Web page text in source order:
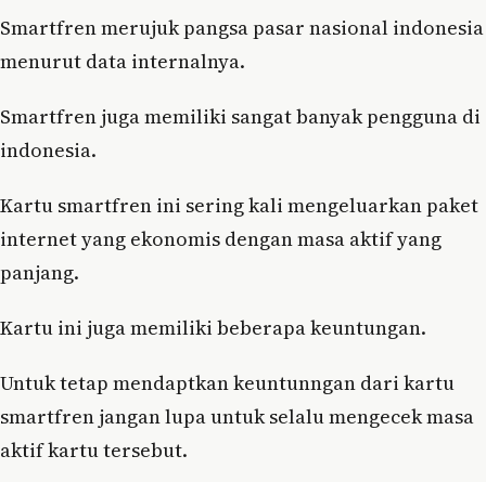
Smartfren merujuk pangsa pasar nasional indonesia
menurut data internalnya.
Smartfren juga memiliki sangat banyak pengguna di
indonesia.
Kartu smartfren ini sering kali mengeluarkan paket
internet yang ekonomis dengan masa aktif yang
panjang.
Kartu ini juga memiliki beberapa keuntungan.
Untuk tetap mendaptkan keuntunngan dari kartu
smartfren jangan lupa untuk selalu mengecek masa
aktif kartu tersebut.